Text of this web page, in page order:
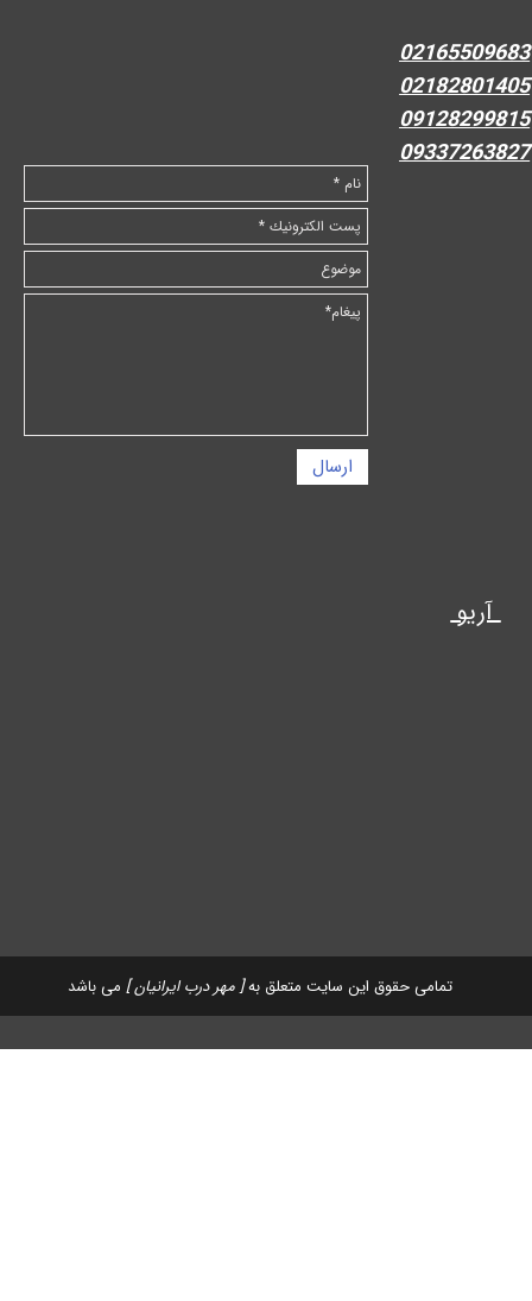
ارسال
تمامی حقوق این سایت متعلق به[ مهر درب ایرانیان ] می باشد
02165509683
02182801405
09128299815
09337263827
آریو